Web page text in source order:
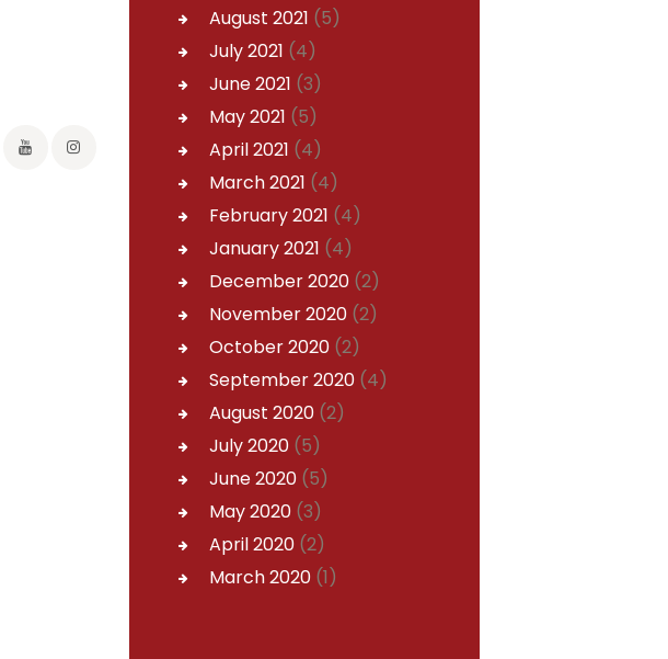
August 2021 (5)
July2021 (4)
June2021 (3)
May2021 (5)
April2021 (4)
March2021 (4)
February2021 (4)
January2021 (4)
December2020(2)
November2020(2)
October2020(2)
September2020(4)
August 2020(2)
July2020(5)
June2020(5)
May2020(3)
April2020(2)
March2020(1)